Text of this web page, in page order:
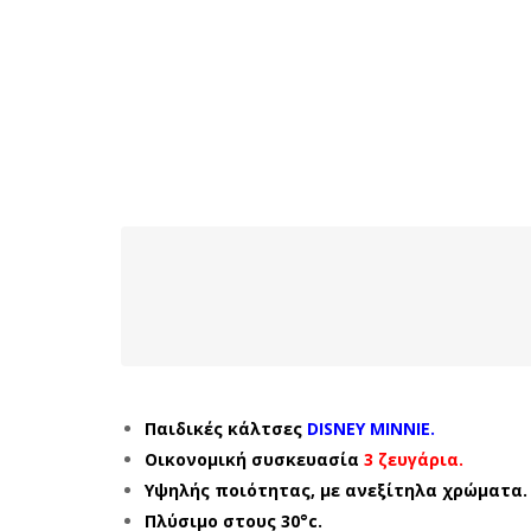
Παιδικές κάλτσες DISNEY MINNIE.
Οικονομική συσκευασία 3 ζευγάρια.
Υψηλής ποιότητας, με ανεξίτηλα χρώματα.
Πλύσιμο στους 30°c.